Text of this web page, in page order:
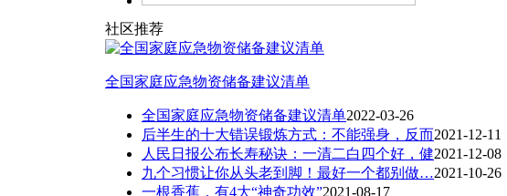
社区推荐
全国家庭应急物资储备建议清单
全国家庭应急物资储备建议清单2022-03-26
后半生的十大错误锻炼方式：不能强身，反而2021-12-11
人民日报公布长寿秘诀：一清二白四个好，健2021-12-08
九个习惯让你从头老到脚！最好一个都别做…2021-10-26
一根香蕉，有4大“神奇功效”2021-08-17